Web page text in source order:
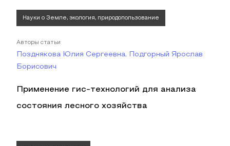
Науки о Земле, экология, природопользование
Авторы статьи
Позднякова Юлия Сергеевна, Подгорный Ярослав
Борисович
Применение гис-технологий для анализа
состояния лесного хозяйства